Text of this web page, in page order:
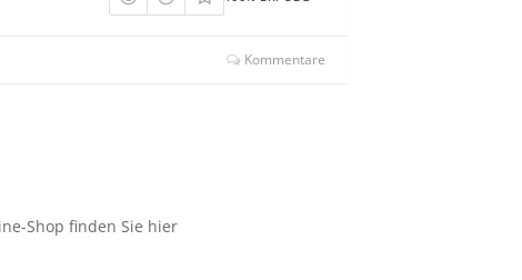
Kommentare
Shop finden Sie hier